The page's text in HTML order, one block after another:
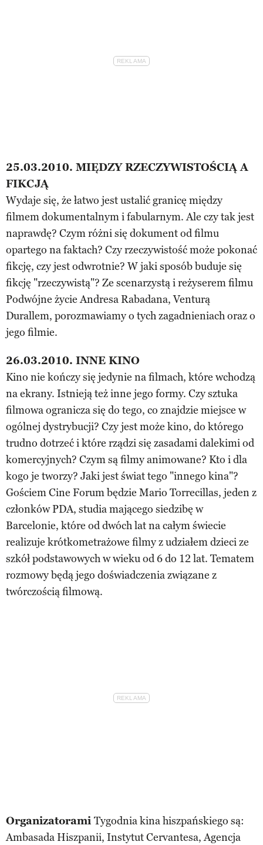
25.03.2010. MIĘDZY RZECZYWISTOŚCIĄ A
FIKCJĄ
Wydaje się, że łatwo jest ustalić granicę między
filmem dokumentalnym i fabularnym. Ale czy tak jest
naprawdę? Czym różni się dokument od filmu
opartego na faktach? Czy rzeczywistość może pokonać
fikcję, czy jest odwrotnie? W jaki sposób buduje się
fikcję "rzeczywistą"? Ze scenarzystą i reżyserem filmu
Podwójne życie Andresa Rabadana, Venturą
Durallem, porozmawiamy o tych zagadnieniach oraz o
jego filmie.
26.03.2010. INNE KINO
Kino nie kończy się jedynie na filmach, które wchodzą
na ekrany. Istnieją też inne jego formy. Czy sztuka
filmowa ogranicza się do tego, co znajdzie miejsce w
ogólnej dystrybucji? Czy jest może kino, do którego
trudno dotrzeć i które rządzi się zasadami dalekimi od
komercyjnych? Czym są filmy animowane? Kto i dla
kogo je tworzy? Jaki jest świat tego "innego kina"?
Gościem Cine Forum będzie Mario Torrecillas, jeden z
członków PDA, studia mającego siedzibę w
Barcelonie, które od dwóch lat na całym świecie
realizuje krótkometrażowe filmy z udziałem dzieci ze
szkół podstawowych w wieku od 6 do 12 lat. Tematem
rozmowy będą jego doświadczenia związane z
twórczością filmową.
Organizatorami Tygodnia kina hiszpańskiego są:
Ambasada Hiszpanii, Instytut Cervantesa, Agencja